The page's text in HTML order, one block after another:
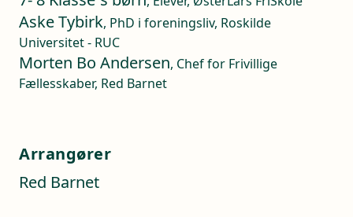
Aske Tybirk, PhD i foreningsliv, Roskilde
Universitet - RUC
Morten Bo Andersen, Chef for Frivillige
Fællesskaber, Red Barnet
Arrangører
Red Barnet